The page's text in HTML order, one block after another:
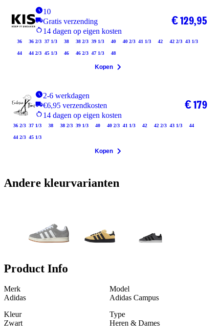
10
Gratis verzending
14 dagen op eigen kosten
36 36 2/3 37 1/3 38 38 2/3 39 1/3 40 40 2/3 41 1/3 42 42 2/3 43 1/3
44 44 2/3 45 1/3 46 46 2/3 47 1/3 48
€ 129,95
Kopen
2-6 werkdagen
€6,95 verzendkosten
14 dagen op eigen kosten
36 2/3 37 1/3 38 38 2/3 39 1/3 40 40 2/3 41 1/3 42 42 2/3 43 1/3 44
44 2/3 45 1/3
€ 179
Kopen
Andere kleurvarianten
Product Info
Merk
Adidas
Model
Adidas Campus
Kleur
Zwart
Type
Heren & Dames